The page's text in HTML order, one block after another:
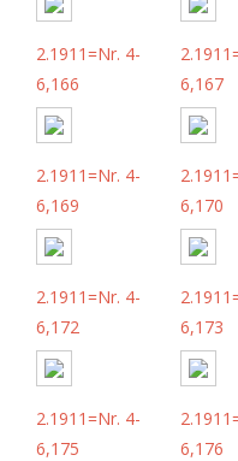
2.1911=Nr. 4-
6,166
6,167
2.1911=Nr. 4-
6,169
6,170
2.1911=Nr. 4-
6,172
6,173
2.1911=Nr. 4-
6,175
6,176